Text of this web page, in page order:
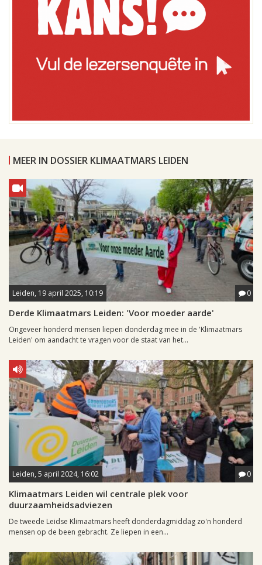
MEER IN DOSSIER KLIMAATMARS LEIDEN
Leiden, 19 april 2025, 10:19 0
Derde Klimaatmars Leiden: 'Voor moeder aarde'
Ongeveer honderd mensen liepen donderdag mee in de 'Klimaatmars
Leiden' om aandacht te vragen voor de staat van het...
Leiden, 5 april 2024, 16:02 0
Klimaatmars Leiden wil centrale plek voor
duurzaamheidsadviezen
De tweede Leidse Klimaatmars heeft donderdagmiddag zo'n honderd
mensen op de been gebracht. Ze liepen in een...